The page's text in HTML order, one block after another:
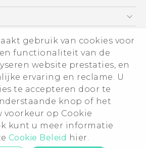
gebruik van cookies voor
functionaliteit van de
website prestaties, en
ervaring en reclame. U
te accepteren door te
knop of het
voorkeur op Cookie
kunt u meer informatie
Cookie Beleid hier.
voorschriften
zur Sicherheit und
Bestimmungen
- Quick start guide
- User manual
and regulatory guide
bedrijf
Whitepaper